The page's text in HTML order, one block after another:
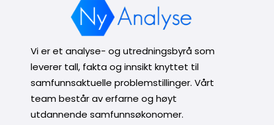
Vi er et analyse- og utredningsbyrå som
leverer tall, fakta og innsikt knyttet til
samfunnsaktuelle problemstillinger. Vårt
team består av erfarne og høyt
utdannende samfunnsøkonomer.